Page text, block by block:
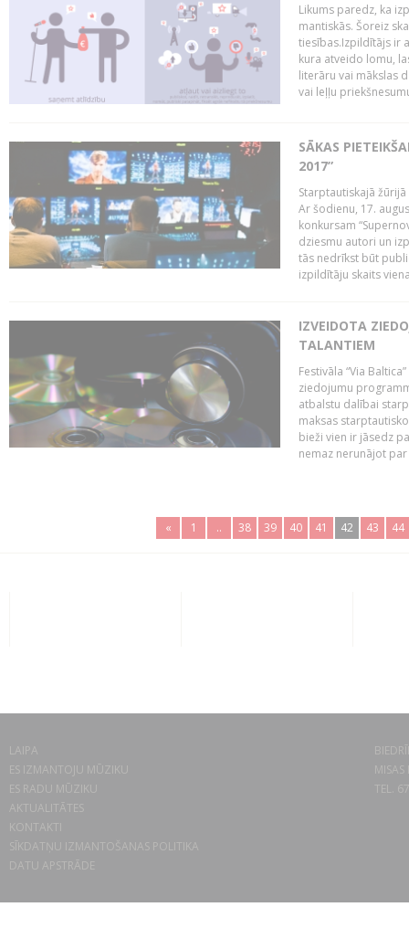
Likums paredz, ka
mantiskās. Šoreiz
tiesības.Izpildītājs ir
kura atveido lomu,
literāru vai mākslas
vai leļļu
SĀKAS
2017”
Starptautiskajā
Ar šodienu, 17.
konkursam
dziesmu autori un
tās nedrīkst būt
izpildītāju skaits
IZVEIDOTA
TALANTIEM
Festivāla “Via
ziedojumu
atbalstu dalībai
maksas
bieži vien ir jāsedz
nemaz nerunājot
« 1 .. 38 39 40 41 42 43 44
LAIPA
ES IZMANTOJU MŪZIKU
ES RADU MŪZIKU
AKTUALITĀTES
KONTAKTI
SĪKDATŅU IZMANTOŠANAS POLITIKA
DATU APSTRĀDE
TEL.